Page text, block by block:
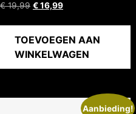
€19,99 €16,99
TOEVOEGEN AAN
WINKELWAGEN
Aanbieding!